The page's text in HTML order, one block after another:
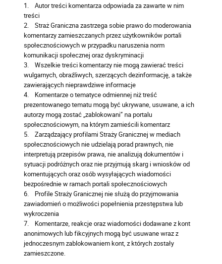
1. Autor treści komentarza odpowiada za zawarte w nim
treści
2. Straż Graniczna zastrzega sobie prawo do moderowania
komentarzy zamieszczanych przez użytkowników portali
społecznościowych w przypadku naruszenia norm
komunikacji społecznej oraz dyskryminacji
3. Wszelkie treści komentarzy nie mogą zawierać treści
wulgarnych, obraźliwych, szerzących dezinformację, a także
zawierających nieprawdziwe informacje
4. Komentarze o tematyce odmiennej niż treść
prezentowanego tematu mogą być ukrywane, usuwane, a ich
autorzy mogą zostać „zablokowani” na portalu
społecznościowym, na którym zamieścili komentarz
5. Zarządzający profilami Straży Granicznej w mediach
społecznościowych nie udzielają porad prawnych, nie
interpretują przepisów prawa, nie analizują dokumentów i
sytuacji podróżnych oraz nie przyjmują skarg i wniosków od
komentujących oraz osób wysyłających wiadomości
bezpośrednie w ramach portali społecznościowych
6. Profile Straży Granicznej nie służą do przyjmowania
zawiadomień o możliwości popełnienia przestępstwa lub
wykroczenia
7. Komentarze, reakcje oraz wiadomości dodawane z kont
anonimowych lub fikcyjnych mogą być usuwane wraz z
jednoczesnym zablokowaniem kont, z których zostały
zamieszczone.